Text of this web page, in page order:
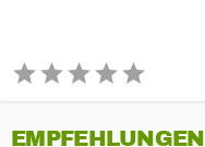
EMPFEHLUNGEN